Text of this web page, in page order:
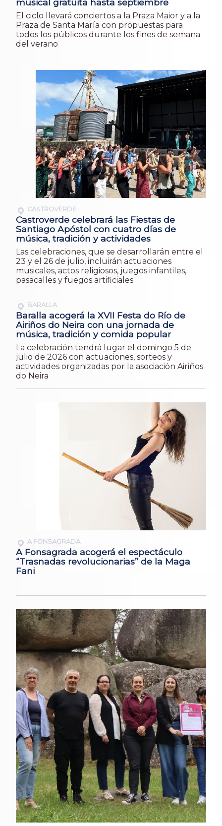
musical gratuita hasta septiembre
El ciclo llevará conciertos a la Praza Maior y a la
Praza de Santa María con propuestas para
todos los públicos durante los fines de semana
del verano
CASTROVERDE
Castroverde celebrará las Fiestas de
Santiago Apóstol con cuatro días de
música, tradición y actividades
Las celebraciones, que se desarrollarán entre el
23 y el 26 de julio, incluirán actuaciones
musicales, actos religiosos, juegos infantiles,
pasacalles y fuegos artificiales
BARALLA
Baralla acogerá la XVII Festa do Río de
Airiños do Neira con una jornada de
música, tradición y comida popular
La celebración tendrá lugar el domingo 5 de
julio de 2026 con actuaciones, sorteos y
actividades organizadas por la asociación Airiños
do Neira
A FONSAGRADA
A Fonsagrada acogerá el espectáculo
“Trasnadas revolucionarias” de la Maga
Fani